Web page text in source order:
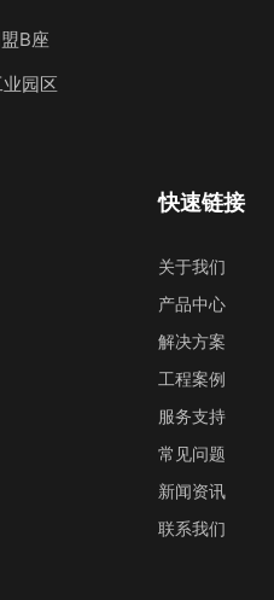
B座
园区
快速链接
关于我们
产品中心
解决方案
工程案例
服务支持
常见问题
新闻资讯
联系我们